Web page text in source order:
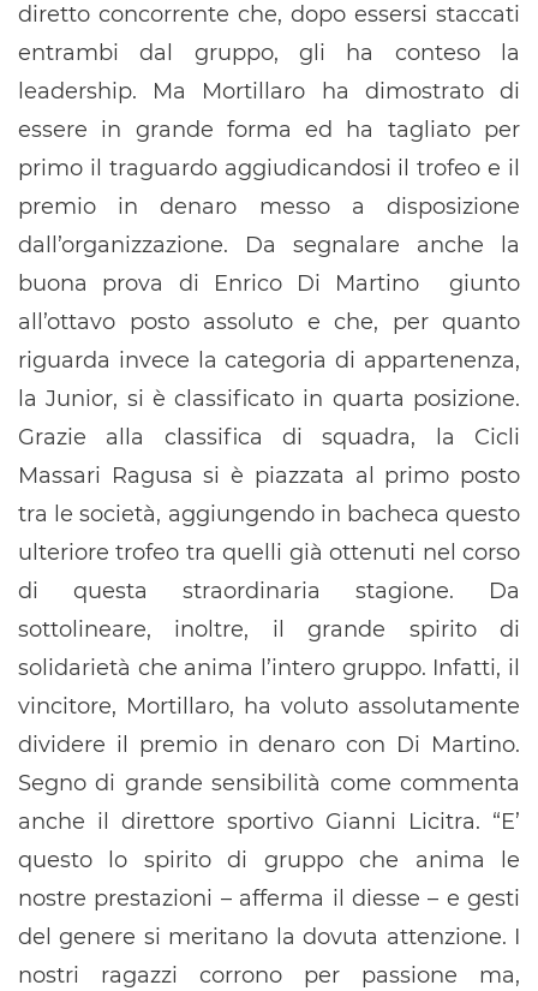
diretto concorrente che, dopo essersi staccati
entrambi dal gruppo, gli ha conteso la
leadership. Ma Mortillaro ha dimostrato di
essere in grande forma ed ha tagliato per
primo il traguardo aggiudicandosi il trofeo e il
premio in denaro messo a disposizione
dall’organizzazione. Da segnalare anche la
buona prova di Enrico Di Martino giunto
all’ottavo posto assoluto e che, per quanto
riguarda invece la categoria di appartenenza,
la Junior, si è classificato in quarta posizione.
Grazie alla classifica di squadra, la Cicli
Massari Ragusa si è piazzata al primo posto
tra le società, aggiungendo in bacheca questo
ulteriore trofeo tra quelli già ottenuti nel corso
di questa straordinaria stagione. Da
sottolineare, inoltre, il grande spirito di
solidarietà che anima l’intero gruppo. Infatti, il
vincitore, Mortillaro, ha voluto assolutamente
dividere il premio in denaro con Di Martino.
Segno di grande sensibilità come commenta
anche il direttore sportivo Gianni Licitra. “E’
questo lo spirito di gruppo che anima le
nostre prestazioni – afferma il diesse – e gesti
del genere si meritano la dovuta attenzione. I
nostri ragazzi corrono per passione ma,